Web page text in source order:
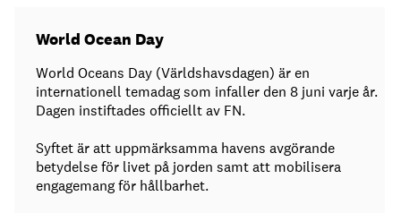
World Ocean Day
World Oceans Day (Världshavsdagen) är en
internationell temadag som infaller den 8 juni varje år.
Dagen instiftades officiellt av FN.
Syftet är att uppmärksamma havens avgörande
betydelse för livet på jorden samt att mobilisera
engagemang för hållbarhet.